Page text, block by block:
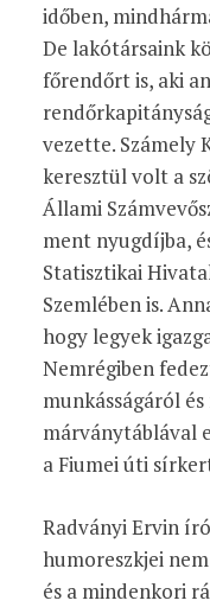
időben,
De lakótársaink
főrendőrt is, aki
vezette. Számely
keresztül volt a
Állami
ment nyugdíjba,
Statisztikai
Szemlében is.
hogy legyek
Nemrégiben
munkásságáról
márványtáblával
a Fiumei úti
Radványi Ervin
humoreszkjei
és a mindenkori